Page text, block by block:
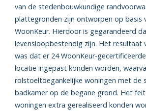
van de stedenbouwkundige
plattegronden zijn ontworpen op basis
WoonKeur. Hierdoor is gegarandeerd
levensloopbestendig zijn. Het resultaat
was dat er 24 WoonKeur-
locatie ingepast konden worden,
rolstoeltoegankelijke woningen met de
badkamer op de begane grond. Het
woningen extra gerealiseerd konden